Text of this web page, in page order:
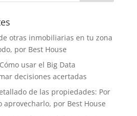
otras inmobiliarias en tu zona
por Best House
usar el Big Data
decisiones acertadas
de las propiedades: Por
aprovecharlo, por Best House